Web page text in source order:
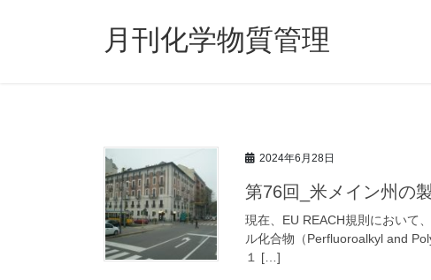
月刊化学物質管理
2024年6月28日
第76回_米メイン州の
現在、EU REACH規則において
ル化合物（Perfluoroalkyl and
１ […]